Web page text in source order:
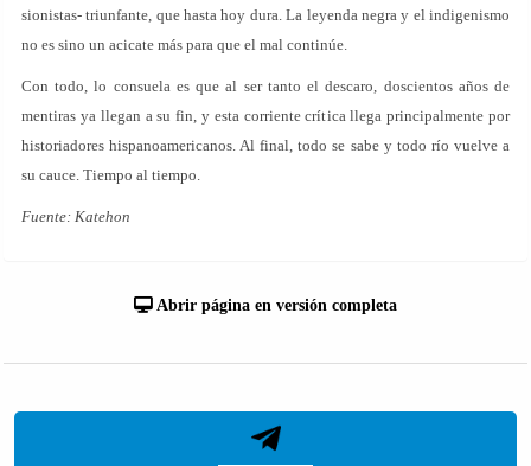
sionistas- triunfante, que hasta hoy dura. La leyenda negra y el indigenismo
no es sino un acicate más para que el mal continúe.
Con todo, lo consuela es que al ser tanto el descaro, doscientos años de
mentiras ya llegan a su fin, y esta corriente crítica llega principalmente por
historiadores hispanoamericanos. Al final, todo se sabe y todo río vuelve a
su cauce. Tiempo al tiempo.
Fuente: Katehon
Abrir página en versión completa